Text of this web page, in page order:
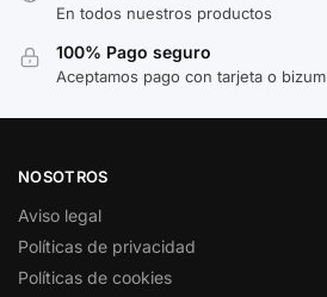
En todos nuestros productos
100% Pago seguro
Aceptamos pago con tarjeta o bizum
NOSOTROS
Aviso legal
Políticas de privacidad
Políticas de cookies